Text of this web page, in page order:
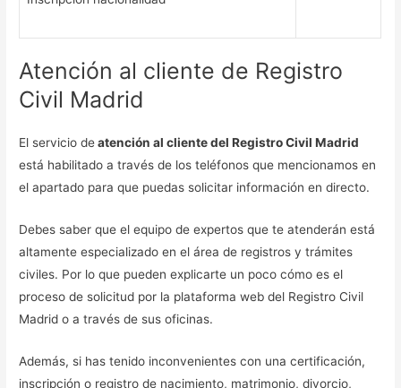
Atención al cliente de Registro
Civil Madrid
El servicio deatención al cliente del Registro Civil Madrid
está habilitado a través de los teléfonos que mencionamos en
el apartado para que puedas solicitar información en directo.
Debes saber que el equipo de expertos que te atenderán está
altamente especializado en el área de registros y trámites
civiles. Por lo que pueden explicarte un poco cómo es el
proceso de solicitud por la plataforma web del Registro Civil
Madrid o a través de sus oficinas.
Además, si has tenido inconvenientes con una certificación,
inscripción o registro de nacimiento, matrimonio, divorcio,